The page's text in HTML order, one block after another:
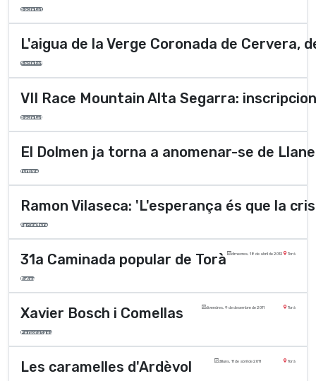
Societat
L'aigua de la Verge Coronada de Cervera,
Societat
VII Race Mountain Alta Segarra:
Societat
El Dolmen ja torna a anomenar-se de
Turisme
Ramon Vilaseca: 'L'esperança és que la
Agricultura
31a Caminada popular de Torà dimecres, 18 de abril de 2012 Torà
Rutes
Xavier Bosch i Comellas divendres, 9 de desembre de 2011 Torà
Personatges
Les caramelles d'Ardèvol dilluns, 11 de abril de 2011 Torà